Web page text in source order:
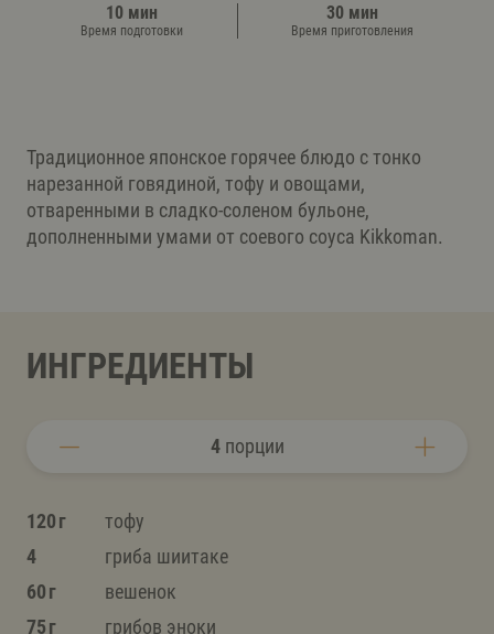
10 мин
Время подготовки
30 мин
Время приготовления
Традиционное японское горячее блюдо с тонко
нарезанной говядиной, тофу и овощами,
отваренными в сладко-соленом бульоне,
дополненными умами от соевого соуса Kikkoman.
ИНГРЕДИЕНТЫ
4порции
120 г
тофу
4
гриба шиитаке
60 г
вешенок
75 г
грибов эноки